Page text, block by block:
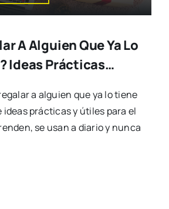
A Alguien Que Ya Lo
Ideas Prácticas…
a alguien que ya lo tiene
ideas prácticas y útiles para el
se usan a diario y nunca